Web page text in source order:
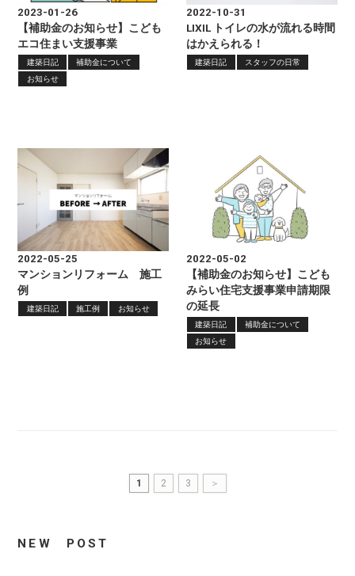
2023-01-26
【補助金のお知らせ】こども
エコ住まい支援事業
建築日記
補助金について
お知らせ
2022-10-31
LIXIL トイレの水が流れる時間
はかえられる！
建築日記 スタッフの日常
2022-05-25
マンションリフォーム 施工
例
建築日記 施工例 お知らせ
2022-05-02
【補助金のお知らせ】こども
みらい住宅支援事業申請期限
の延長
建築日記
補助金について
お知らせ
1 2 3 ＞
NEW POST